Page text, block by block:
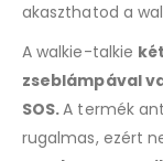
akaszthatod a
A walkie-talkie
zseblámpával
SOS.A termék
rugalmas, ezért